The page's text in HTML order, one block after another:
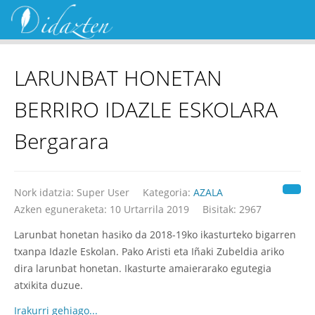
LARUNBAT HONETAN
BERRIRO IDAZLE ESKOLARA
Bergarara
Nork idatzia: Super User Kategoria: AZALA
Azken eguneraketa: 10 Urtarrila 2019
Bisitak: 2967
Larunbat honetan hasiko da 2018-19ko ikasturteko bigarren
txanpa Idazle Eskolan. Pako Aristi eta Iñaki Zubeldia ariko
dira larunbat honetan. Ikasturte amaierarako egutegia
atxikita duzue.
Irakurri gehiago...